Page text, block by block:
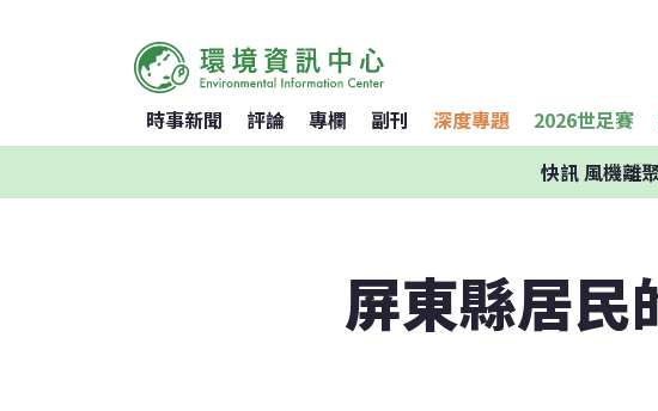
時事新聞 評論 專欄 副刊 深度專題 2026世足賽
快訊風機離
屏東縣居民